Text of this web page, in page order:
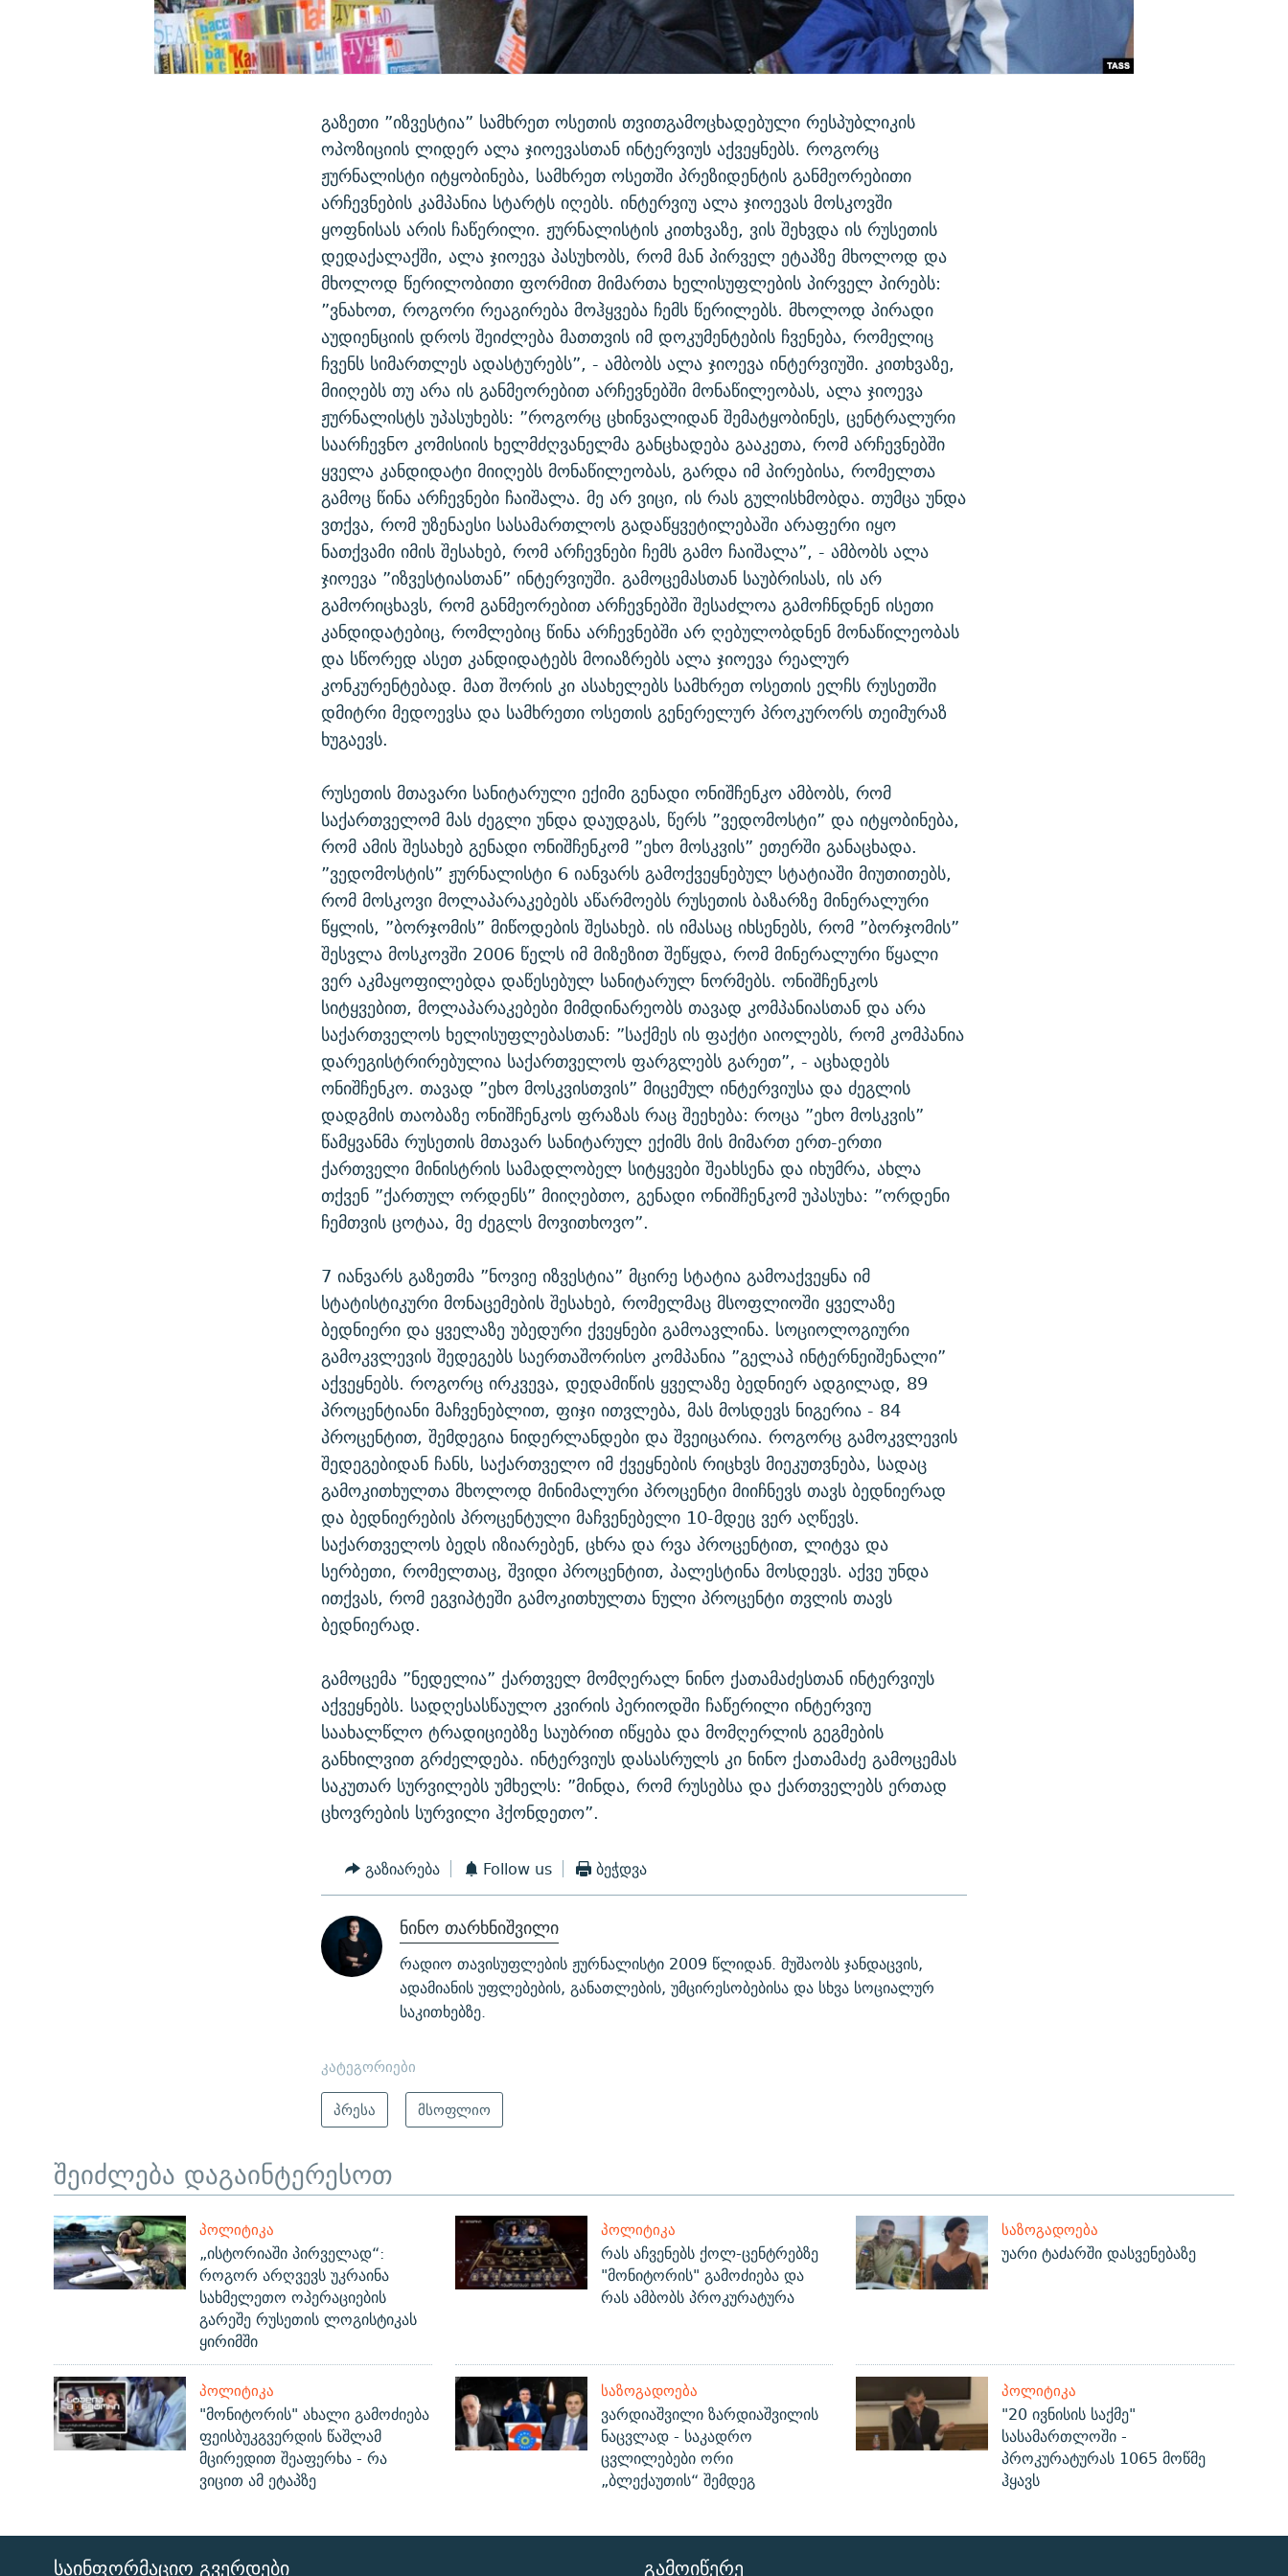
გაზეთი ”იზვესტია” სამხრეთ ოსეთის თვითგამოცხადებული რესპუბლიკის
ოპოზიციის ლიდერ ალა ჯიოევასთან ინტერვიუს აქვეყნებს. როგორც
ჟურნალისტი იტყობინება, სამხრეთ ოსეთში პრეზიდენტის განმეორებითი
არჩევნების კამპანია სტარტს იღებს. ინტერვიუ ალა ჯიოევას მოსკოვში
ყოფნისას არის ჩაწერილი. ჟურნალისტის კითხვაზე, ვის შეხვდა ის რუსეთის
დედაქალაქში, ალა ჯიოევა პასუხობს, რომ მან პირველ ეტაპზე მხოლოდ და
მხოლოდ წერილობითი ფორმით მიმართა ხელისუფლების პირველ პირებს:
”ვნახოთ, როგორი რეაგირება მოჰყვება ჩემს წერილებს. მხოლოდ პირადი
აუდიენციის დროს შეიძლება მათთვის იმ დოკუმენტების ჩვენება, რომელიც
ჩვენს სიმართლეს ადასტურებს”, - ამბობს ალა ჯიოევა ინტერვიუში. კითხვაზე,
მიიღებს თუ არა ის განმეორებით არჩევნებში მონაწილეობას, ალა ჯიოევა
ჟურნალისტს უპასუხებს: ”როგორც ცხინვალიდან შემატყობინეს, ცენტრალური
საარჩევნო კომისიის ხელმძღვანელმა განცხადება გააკეთა, რომ არჩევნებში
ყველა კანდიდატი მიიღებს მონაწილეობას, გარდა იმ პირებისა, რომელთა
გამოც წინა არჩევნები ჩაიშალა. მე არ ვიცი, ის რას გულისხმობდა. თუმცა უნდა
ვთქვა, რომ უზენაესი სასამართლოს გადაწყვეტილებაში არაფერი იყო
ნათქვამი იმის შესახებ, რომ არჩევნები ჩემს გამო ჩაიშალა”, - ამბობს ალა
ჯიოევა ”იზვესტიასთან” ინტერვიუში. გამოცემასთან საუბრისას, ის არ
გამორიცხავს, რომ განმეორებით არჩევნებში შესაძლოა გამოჩნდნენ ისეთი
კანდიდატებიც, რომლებიც წინა არჩევნებში არ ღებულობდნენ მონაწილეობას
და სწორედ ასეთ კანდიდატებს მოიაზრებს ალა ჯიოევა რეალურ
კონკურენტებად. მათ შორის კი ასახელებს სამხრეთ ოსეთის ელჩს რუსეთში
დმიტრი მედოევსა და სამხრეთი ოსეთის გენერელურ პროკურორს თეიმურაზ
ხუგაევს.
რუსეთის მთავარი სანიტარული ექიმი გენადი ონიშჩენკო ამბობს, რომ
საქართველომ მას ძეგლი უნდა დაუდგას, წერს ”ვედომოსტი” და იტყობინება,
რომ ამის შესახებ გენადი ონიშჩენკომ ”ეხო მოსკვის” ეთერში განაცხადა.
”ვედომოსტის” ჟურნალისტი 6 იანვარს გამოქვეყნებულ სტატიაში მიუთითებს,
რომ მოსკოვი მოლაპარაკებებს აწარმოებს რუსეთის ბაზარზე მინერალური
წყლის, ”ბორჯომის” მიწოდების შესახებ. ის იმასაც იხსენებს, რომ ”ბორჯომის”
შესვლა მოსკოვში 2006 წელს იმ მიზეზით შეწყდა, რომ მინერალური წყალი
ვერ აკმაყოფილებდა დაწესებულ სანიტარულ ნორმებს. ონიშჩენკოს
სიტყვებით, მოლაპარაკებები მიმდინარეობს თავად კომპანიასთან და არა
საქართველოს ხელისუფლებასთან: ”საქმეს ის ფაქტი აიოლებს, რომ კომპანია
დარეგისტრირებულია საქართველოს ფარგლებს გარეთ”, - აცხადებს
ონიშჩენკო. თავად ”ეხო მოსკვისთვის” მიცემულ ინტერვიუსა და ძეგლის
დადგმის თაობაზე ონიშჩენკოს ფრაზას რაც შეეხება: როცა ”ეხო მოსკვის”
წამყვანმა რუსეთის მთავარ სანიტარულ ექიმს მის მიმართ ერთ-ერთი
ქართველი მინისტრის სამადლობელ სიტყვები შეახსენა და იხუმრა, ახლა
თქვენ ”ქართულ ორდენს” მიიღებთო, გენადი ონიშჩენკომ უპასუხა: ”ორდენი
ჩემთვის ცოტაა, მე ძეგლს მოვითხოვო”.
7 იანვარს გაზეთმა ”ნოვიე იზვესტია” მცირე სტატია გამოაქვეყნა იმ
სტატისტიკური მონაცემების შესახებ, რომელმაც მსოფლიოში ყველაზე
ბედნიერი და ყველაზე უბედური ქვეყნები გამოავლინა. სოციოლოგიური
გამოკვლევის შედეგებს საერთაშორისო კომპანია ”გელაპ ინტერნეიშენალი”
აქვეყნებს. როგორც ირკვევა, დედამიწის ყველაზე ბედნიერ ადგილად, 89
პროცენტიანი მაჩვენებლით, ფიჯი ითვლება, მას მოსდევს ნიგერია - 84
პროცენტით, შემდეგია ნიდერლანდები და შვეიცარია. როგორც გამოკვლევის
შედეგებიდან ჩანს, საქართველო იმ ქვეყნების რიცხვს მიეკუთვნება, სადაც
გამოკითხულთა მხოლოდ მინიმალური პროცენტი მიიჩნევს თავს ბედნიერად
და ბედნიერების პროცენტული მაჩვენებელი 10-მდეც ვერ აღწევს.
საქართველოს ბედს იზიარებენ, ცხრა და რვა პროცენტით, ლიტვა და
სერბეთი, რომელთაც, შვიდი პროცენტით, პალესტინა მოსდევს. აქვე უნდა
ითქვას, რომ ეგვიპტეში გამოკითხულთა ნული პროცენტი თვლის თავს
ბედნიერად.
გამოცემა ”ნედელია” ქართველ მომღერალ ნინო ქათამაძესთან ინტერვიუს
აქვეყნებს. სადღესასწაულო კვირის პერიოდში ჩაწერილი ინტერვიუ
საახალწლო ტრადიციებზე საუბრით იწყება და მომღერლის გეგმების
განხილვით გრძელდება. ინტერვიუს დასასრულს კი ნინო ქათამაძე გამოცემას
საკუთარ სურვილებს უმხელს: ”მინდა, რომ რუსებსა და ქართველებს ერთად
ცხოვრების სურვილი ჰქონდეთო”.
გაზიარება Follow us ბეჭდვა
ნინო თარხნიშვილი
რადიო თავისუფლების ჟურნალისტი 2009 წლიდან. მუშაობს ჯანდაცვის,
ადამიანის უფლებების, განათლების, უმცირესობებისა და სხვა სოციალურ
საკითხებზე.
კატეგორიები
პრესა
მსოფლიო
შეიძლება დაგაინტერესოთ
ᲞᲝᲚᲘᲢᲘᲙᲐ
„ისტორიაში პირველად“:
როგორ არღვევს უკრაინა
სახმელეთო ოპერაციების
გარეშე რუსეთის ლოგისტიკას
ყირიმში
ᲞᲝᲚᲘᲢᲘᲙᲐ
რას აჩვენებს ქოლ-ცენტრებზე
"მონიტორის" გამოძიება და
რას ამბობს პროკურატურა
ᲡᲐᲖᲝᲒᲐᲓᲝᲔᲑᲐ
უარი ტაძარში დასვენებაზე
ᲞᲝᲚᲘᲢᲘᲙᲐ
"მონიტორის" ახალი გამოძიება
ფეისბუკგვერდის წაშლამ
მცირედით შეაფერხა - რა
ვიცით ამ ეტაპზე
ᲡᲐᲖᲝᲒᲐᲓᲝᲔᲑᲐ
ვარდიაშვილი ზარდიაშვილის
ნაცვლად - საკადრო
ცვლილებები ორი
„ბლექაუთის“ შემდეგ
ᲞᲝᲚᲘᲢᲘᲙᲐ
"20 ივნისის საქმე"
სასამართლოში -
პროკურატურას 1065 მოწმე
ჰყავს
ᲒᲐᲛᲝᲘᲬᲔᲠᲔ
ᲡᲐᲘᲜᲤᲝᲠᲛᲐᲪᲘᲝ ᲒᲕᲔᲠᲓᲔᲑᲘ